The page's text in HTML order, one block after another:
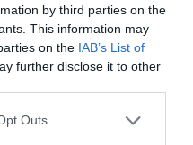
by third parties on the
This information may
on the IAB’s List of
further disclose it to other
Outs
θάνατός της. Όπως
όπερας που
και η ίδια πέθανε
ραγισμένη